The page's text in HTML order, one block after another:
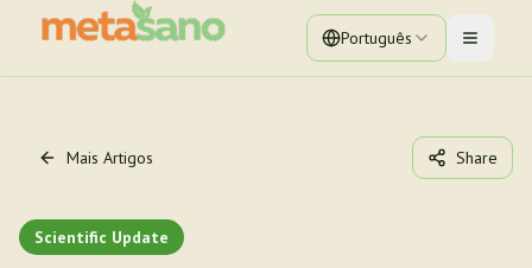
Português Toggle
Mais Artigos Share
Scientific Update